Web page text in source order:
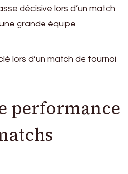
décisive lors d’un match
grande équipe
lors d’un match de tournoi
performance